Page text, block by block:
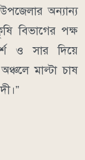
অন্যান্য
বিভাগের পক্ষ
ও সার দিয়ে
মাল্টা চাষ